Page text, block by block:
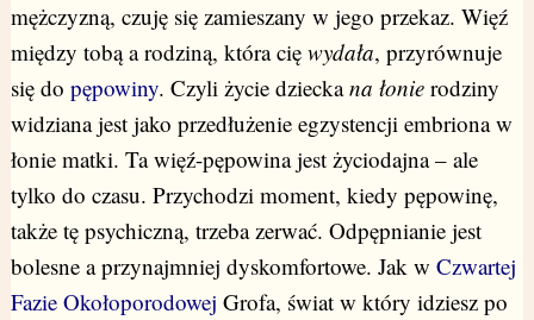
mężczyzną, czuję się zamieszany w jego przekaz. Więź
między tobą a rodziną, która cię wydała, przyrównuje
się do pępowiny. Czyli życie dzieckana łonierodziny
widziana jest jako przedłużenie egzystencji embriona w
łonie matki. Ta więź-pępowina jest życiodajna – ale
tylko do czasu. Przychodzi moment, kiedy pępowinę,
także tę psychiczną, trzeba zerwać. Odpępnianie jest
bolesne a przynajmniej dyskomfortowe. Jak w Czwartej
Fazie Okołoporodowej Grofa, świat w który idziesz po